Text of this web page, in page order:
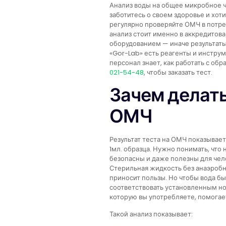
Анализ воды на общее микробное
заботитесь о своем здоровье и
регулярно проверяйте ОМЧ в
анализ стоит именно в
оборудованием — иначе
«Gor-Lab» есть реагенты и
персонал знает, как работать с
021-54-48, чтобы заказать тест.
Зачем
ОМЧ
Результат теста на ОМЧ
1мл. образца. Нужно понимать,
безопасны и даже полезны для
Стерильная жидкость без
приносит пользы. Но чтобы вода
соответствовать установленным
которую вы употребляете,
Такой анализ показывает: